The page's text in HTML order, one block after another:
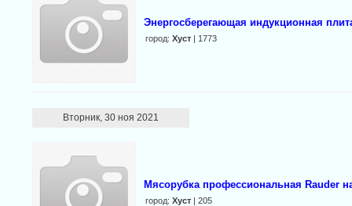
Энергосберегающая индукционная
город: Хуст| 1773
Вторник, 30 ноя 2021
Мясорубка профессиональная Rauder
город: Хуст| 205